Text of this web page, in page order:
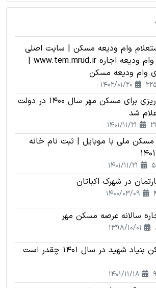
وام ودیعه مسکن | سایت اصلی
ثبت نام وام ودیعه اجاره www.tem.mrud.ir |
وام ودیعه مسکن
مقدار واریزی برای مسکن مهر سال 1400 در دولت
شد
ملی با موبایل | ثبت نام خانه
در شهرک اکباتان
سالانه عرصه مسکن مهر
وام مسکن بنیاد شهید در سال 1401 چقدر است